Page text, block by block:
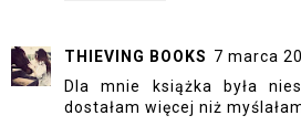
THIEVING BOOKS 7 marca
Dla mnie książka była
dostałam więcej niż